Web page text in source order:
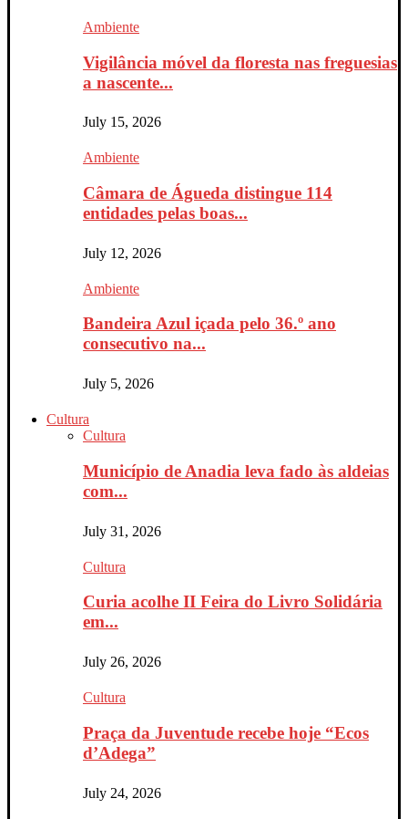
Ambiente
Vigilância móvel da floresta nas freguesias
a nascente...
July 15, 2026
Ambiente
Câmara de Águeda distingue 114
entidades pelas boas...
July 12, 2026
Ambiente
Bandeira Azul içada pelo 36.º ano
consecutivo na...
July 5, 2026
Cultura
Cultura
Município de Anadia leva fado às aldeias
com...
July 31, 2026
Cultura
Curia acolhe II Feira do Livro Solidária
em...
July 26, 2026
Cultura
Praça da Juventude recebe hoje “Ecos
d’Adega”
July 24, 2026